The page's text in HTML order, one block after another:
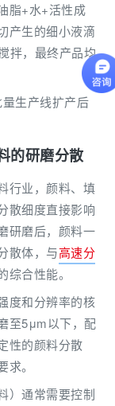
脂+水+活性成
产生的细小液滴
拌，最终产品均
生产线扩产后
的研磨分散
行业，颜料、填
散细度直接影响
研磨后，颜料一
散体，与高速分
合性能。
度和分辨率的核
至5μm以下，配
性的颜料分散
。
）通常需要控制